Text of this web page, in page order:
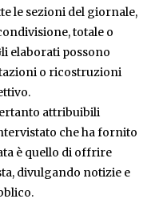
le sezioni del giornale,
totale o
elaborati possono
o ricostruzioni
attribuibili
che ha fornito
è quello di offrire
divulgando notizie e